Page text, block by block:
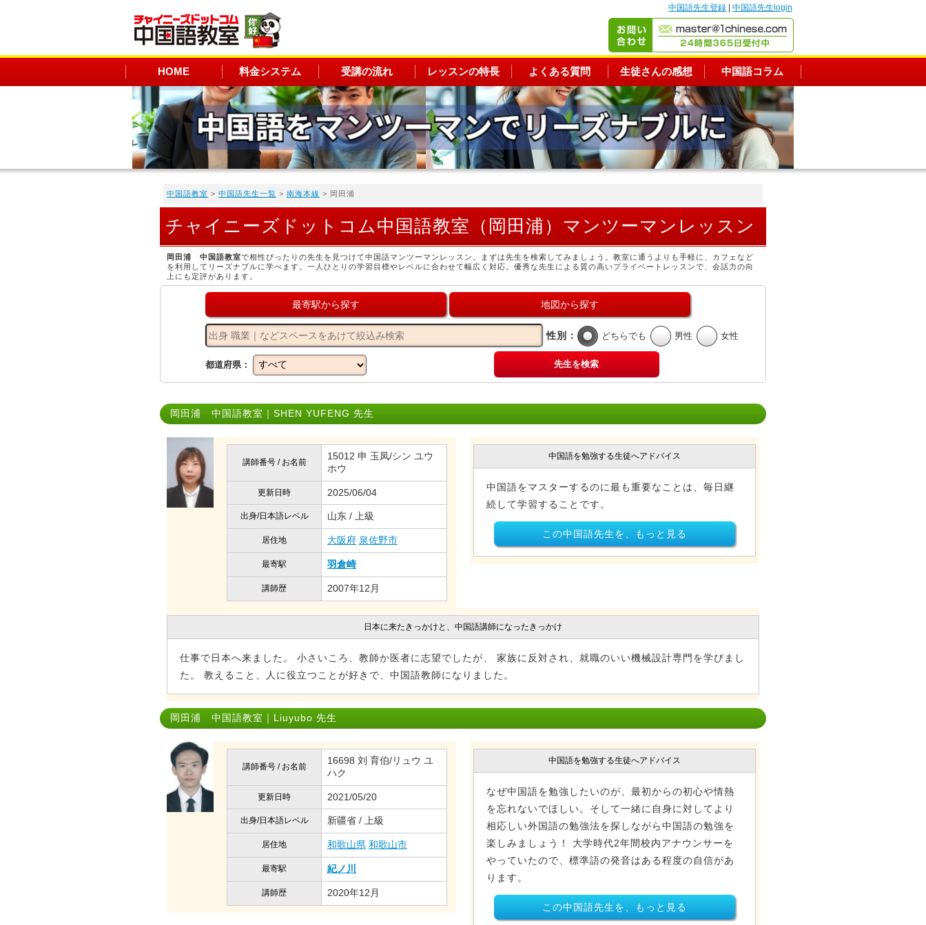
中国語先生登録 中国語先生login
HOME 料金システム 受講の流れ レッスンの特長 よくある質問 生徒さんの感想 中国語コラム
中国語教室 > 中国語先生一覧 > 南海本線 > 岡田浦
チャイニーズドットコム中国語教室（岡田浦）マンツーマンレッスン
岡田浦 中国語教室で相性ぴったりの先生を見つけて中国語マンツーマンレッスン。まずは先生を検索してみましょう。教室に通うよりも手軽に、カフェなど
を利用してリーズナブルに学べます。一人ひとりの学習目標やレベルに合わせて幅広く対応。優秀な先生による質の高いプライベートレッスンで、会話力の向
上にも定評があります。
最寄駅から探す 地図から探す
性別： どちらでも 男性 女性
都道府県： 先生を検索
岡田浦 中国語教室｜SHEN YUFENG 先生
講師番号 / お名前
15012 申 玉凤/シン ユウ
ホウ
更新日時 2025/06/04
出身/日本語レベル 山东 / 上級
居住地 大阪府 泉佐野市
最寄駅 羽倉崎
講師歴 2007年12月
中国語を勉強する生徒へアドバイス
中国語をマスターするのに最も重要なことは、毎日継
続して学習することです。
この中国語先生を、もっと見る
日本に来たきっかけと、中国語講師になったきっかけ
仕事で日本へ来ました。 小さいころ、教師か医者に志望でしたが、 家族に反対され、就職のいい機械設計専門を学びまし
た。 教えること、人に役立つことが好きで、中国語教師になりました。
岡田浦 中国語教室｜Liuyubo 先生
講師番号 / お名前
16698 刘 育伯/リュウ ユ
ハク
更新日時 2021/05/20
出身/日本語レベル 新疆省 / 上級
居住地 和歌山県 和歌山市
最寄駅 紀ノ川
講師歴 2020年12月
中国語を勉強する生徒へアドバイス
なぜ中国語を勉強したいのが、最初からの初心や情熱
を忘れないでほしい。そして一緒に自身に対してより
相応しい外国語の勉強法を探しながら中国語の勉強を
楽しみましょう！ 大学時代2年間校内アナウンサーを
やっていたので、標準語の発音はある程度の自信があ
ります。
この中国語先生を、もっと見る